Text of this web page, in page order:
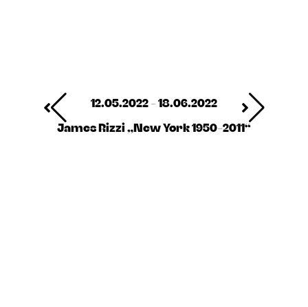
12.05.2022 - 18.06.2022
James Rizzi „New York 1950-2011“